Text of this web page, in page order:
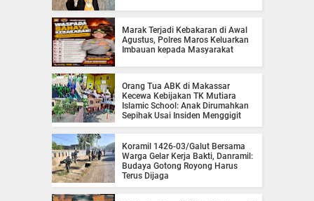
Marak Terjadi Kebakaran di Awal
Agustus, Polres Maros Keluarkan
Imbauan kepada Masyarakat
Orang Tua ABK di Makassar
Kecewa Kebijakan TK Mutiara
Islamic School: Anak Dirumahkan
Sepihak Usai Insiden Menggigit
Koramil 1426-03/Galut Bersama
Warga Gelar Kerja Bakti, Danramil:
Budaya Gotong Royong Harus
Terus Dijaga